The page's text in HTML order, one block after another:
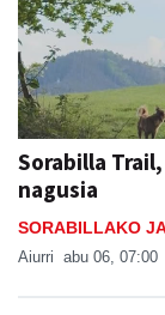
Sorabilla
nagusia
SORABILLAKO
Aiurri abu 06, 07:00